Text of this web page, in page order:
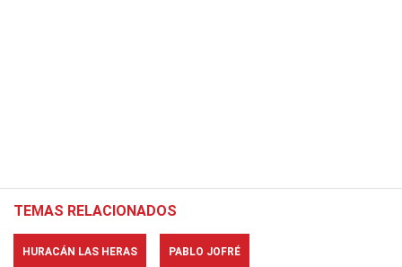
TEMAS RELACIONADOS
HURACÁN LAS HERAS PABLO JOFRÉ